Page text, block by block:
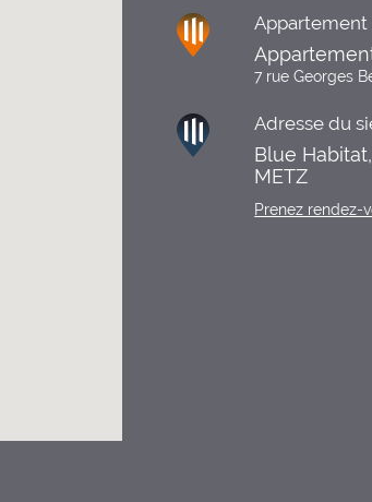
Appartement
7 rue Georges
Adresse du
Blue
METZ
Prenez rendez-